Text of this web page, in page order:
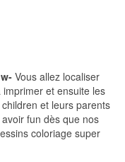
Vous allez localiser
et ensuite les
et leurs parents
fun dès que nos
coloriage super